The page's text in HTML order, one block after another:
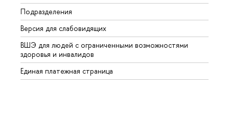
Подразделения
Версия для слабовидящих
ВШЭ для людей с ограниченными возможностями
здоровья и инвалидов
Единая платежная страница